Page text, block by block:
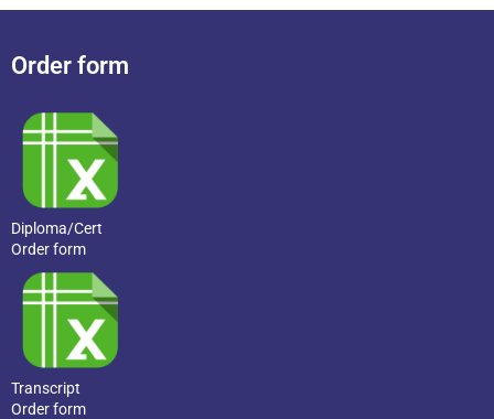
Order form
Diploma/Cert
Order form
Transcript
Order form